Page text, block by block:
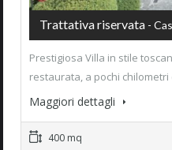
Trattativa riservata -
Prestigiosa Villa in stile
restaurata, a pochi chilometri
Maggiori dettagli
400 mq